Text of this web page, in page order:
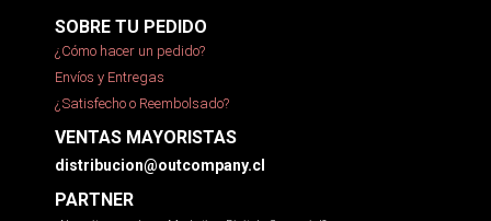
SOBRE TU PEDIDO
¿Cómo hacer un pedido?
Envíos y Entregas
¿Satisfecho o Reembolsado?
VENTAS MAYORISTAS
distribucion@outcompany.cl
PARTNER